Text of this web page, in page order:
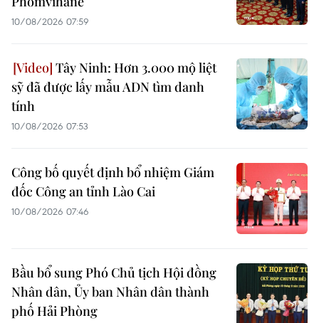
10/08/2026 07:59
Tây Ninh: Hơn 3.000 mộ liệt
sỹ đã được lấy mẫu ADN tìm danh
tính
10/08/2026 07:53
Công bố quyết định bổ nhiệm Giám
đốc Công an tỉnh Lào Cai
10/08/2026 07:46
Bầu bổ sung Phó Chủ tịch Hội đồng
Nhân dân, Ủy ban Nhân dân thành
phố Hải Phòng